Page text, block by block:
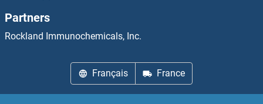
ALDH3B2 Protéines
ALDH5A1 Protéines
Partners
Rockland Immunochemicals, Inc.
Français France